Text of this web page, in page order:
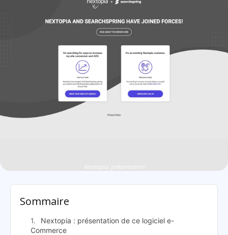
Nextopia: présentation
Sommaire
Nextopia : présentation de ce logiciel e-
Commerce